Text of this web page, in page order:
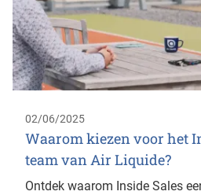
02/06/2025
Waarom kiezen voor het
team van Air Liquide?
Ontdek waarom Inside Sales